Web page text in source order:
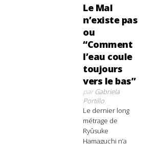
Le Mal
n’existe pas
ou
“Comment
l’eau coule
toujours
vers le bas”
parGabriela
Portillo
Le dernier long
métrage de
Ryûsuke
Hamaguchi n’a